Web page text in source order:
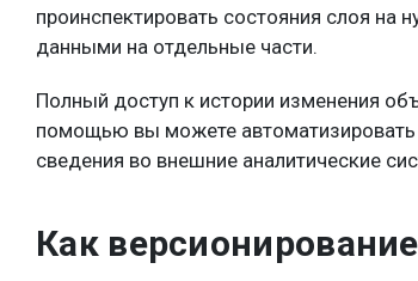
проинспектировать состояния слоя на
данными на отдельные части.
Полный доступ к истории изменения
помощью вы можете автоматизировать
сведения во внешние аналитические
Как